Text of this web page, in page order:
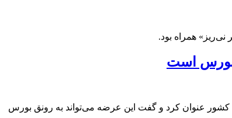
بورس است
بازار سرمایه کشور عنوان کرد و گفت این عرضه می‌تواند به رونق بورس